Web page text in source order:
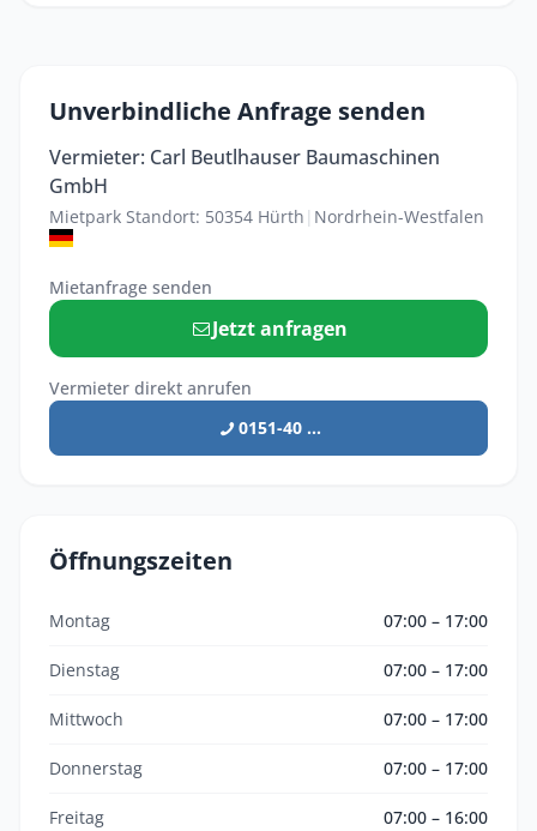
Unverbindliche Anfrage senden
Vermieter: Carl Beutlhauser Baumaschinen
GmbH
Mietpark Standort: 50354 Hürth | Nordrhein-Westfalen
Mietanfrage senden
Jetzt anfragen
Vermieter direkt anrufen
0151-40 ...
Öffnungszeiten
Montag 07:00 – 17:00
Dienstag 07:00 – 17:00
Mittwoch 07:00 – 17:00
Donnerstag 07:00 – 17:00
Freitag 07:00 – 16:00